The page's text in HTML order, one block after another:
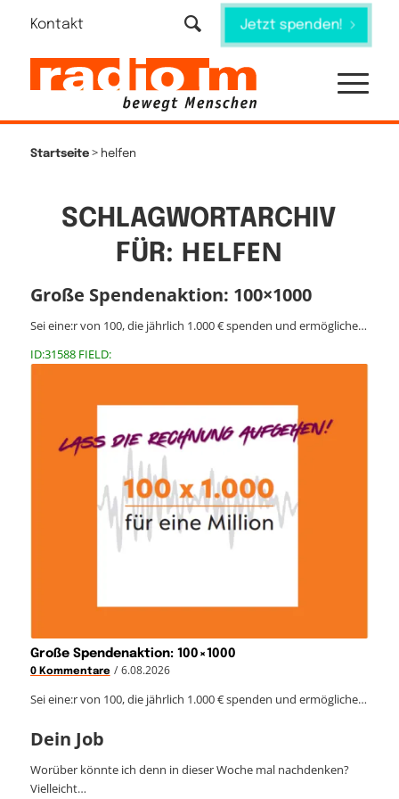
Kontakt Jetzt spenden!
Startseite> helfen
SCHLAGWORTARCHIV
FÜR: HELFEN
Große Spendenaktion: 100×1000
Sei eine:r von 100, die jährlich 1.000 € spenden und ermögliche…
ID:31588 FIELD:
Große Spendenaktion: 100×1000
0 Kommentare / 6.08.2026
Sei eine:r von 100, die jährlich 1.000 € spenden und ermögliche…
Dein Job
Worüber könnte ich denn in dieser Woche mal nachdenken?
Vielleicht…